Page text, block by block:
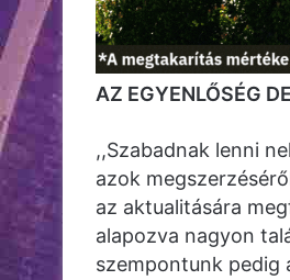
AZ EGYENLŐSÉG
,,Szabadnak lenni
azok
az aktualitására
alapozva nagyon
szempontunk pedig